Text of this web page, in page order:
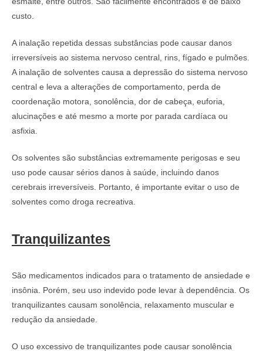
custo.
A inalação repetida dessas substâncias pode causar danos
irreversíveis ao sistema nervoso central, rins, fígado e pulmões.
A inalação de solventes causa a depressão do sistema nervoso
central e leva a alterações de comportamento, perda de
coordenação motora, sonolência, dor de cabeça, euforia,
alucinações e até mesmo a morte por parada cardíaca ou
asfixia.
Os solventes são substâncias extremamente perigosas e seu
uso pode causar sérios danos à saúde, incluindo danos
cerebrais irreversíveis. Portanto, é importante evitar o uso de
solventes como droga recreativa.
Tranquilizantes
São medicamentos indicados para o tratamento de ansiedade e
insônia. Porém, seu uso indevido pode levar à dependência. Os
tranquilizantes causam sonolência, relaxamento muscular e
redução da ansiedade.
O uso excessivo de tranquilizantes pode causar sonolência